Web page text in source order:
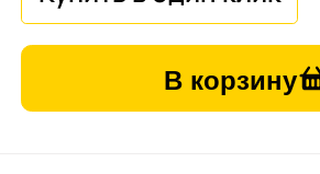
В корзину